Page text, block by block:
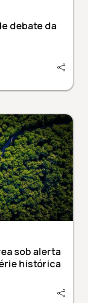
debate da
sob alerta
histórica